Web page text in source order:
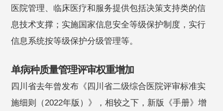
医院管理、临床医疗和服务提供包括决策支持类的信
息技术支撑；实施国家信息安全等级保护制度，实行
信息系统按等级保护分级管理等。
单病种质量管理评审权重增加
四川省去年曾发布《四川省二级综合医院评审标准实
施细则（2022年版）》，相较之下，新版《手册》增